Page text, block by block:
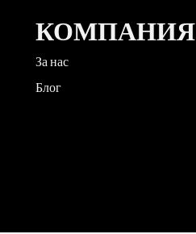
КОМПАНИЯ
За нас
Блог